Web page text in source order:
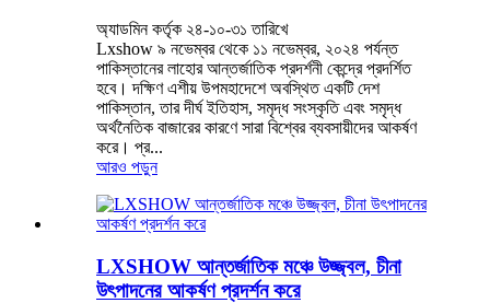
অ্যাডমিন কর্তৃক ২৪-১০-৩১ তারিখে
Lxshow ৯ নভেম্বর থেকে ১১ নভেম্বর, ২০২৪ পর্যন্ত
পাকিস্তানের লাহোর আন্তর্জাতিক প্রদর্শনী কেন্দ্রে প্রদর্শিত
হবে। দক্ষিণ এশীয় উপমহাদেশে অবস্থিত একটি দেশ
পাকিস্তান, তার দীর্ঘ ইতিহাস, সমৃদ্ধ সংস্কৃতি এবং সমৃদ্ধ
অর্থনৈতিক বাজারের কারণে সারা বিশ্বের ব্যবসায়ীদের আকর্ষণ
করে। প্র...
আরও পড়ুন
LXSHOW আন্তর্জাতিক মঞ্চে উজ্জ্বল, চীনা
উৎপাদনের আকর্ষণ প্রদর্শন করে